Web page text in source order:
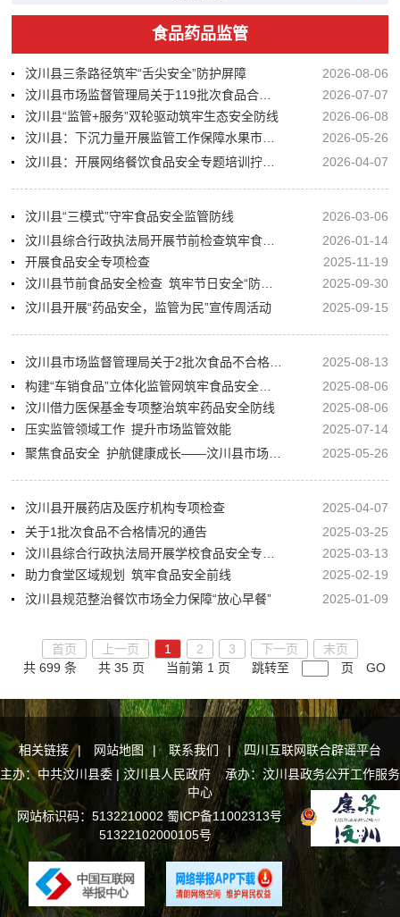
食品药品监管
汶川县三条路径筑牢“舌尖安全”防护屏障
2026-08-06
2026-07-07
汶川县“监管+服务”双轮驱动筑牢生态安全防线
2026-06-08
2026-05-26
2026-04-07
汶川县“三模式”守牢食品安全监管防线
2026-03-06
2026-01-14
开展食品安全专项检查
2025-11-19
2025-09-30
汶川县开展“药品安全，监管为民”宣传周活动
2025-09-15
2025-08-13
2025-08-06
汶川借力医保基金专项整治筑牢药品安全防线
2025-08-06
压实监管领域工作 提升市场监管效能
2025-07-14
2025-05-26
汶川县开展药店及医疗机构专项检查
2025-04-07
关于1批次食品不合格情况的通告
2025-03-25
2025-03-13
助力食堂区域规划 筑牢食品安全前线
2025-02-19
汶川县规范整治餐饮市场全力保障“放心早餐”
2025-01-09
首页 上一页 1 2 3 下一页
末页
共 699 条
共 35 页 当前第 1 页 跳转至 页 GO
相关链接 | 网站地图 | 联系我们 |
四川互联网联合辟谣平台
主办：中共汶川县委 | 汶川县人民政府 承办：汶川县政务公开工作服务
中心
网站标识码：5132210002 蜀ICP备11002313号
川公网安备
51322102000105号